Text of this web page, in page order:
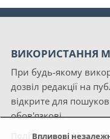
Впливові
ВИКОРИСТАННЯ
При будь-якому
дозвіл редакції на
відкрите для
обов'язкові.
Політика